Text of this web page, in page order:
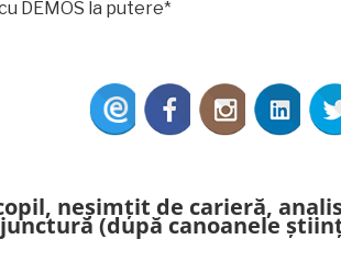
DEMOS la putere*
neșimțit de carieră,
(după canoanele